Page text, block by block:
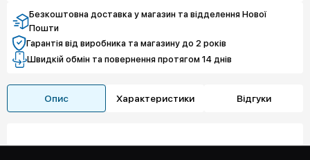
Безкоштовна доставка у магазин та відделення Нової
Пошти
Гарантія від виробника та магазину до 2 років
Швидкій обмін та повернення протягом 14 днів
Опис Характеристики Відгуки